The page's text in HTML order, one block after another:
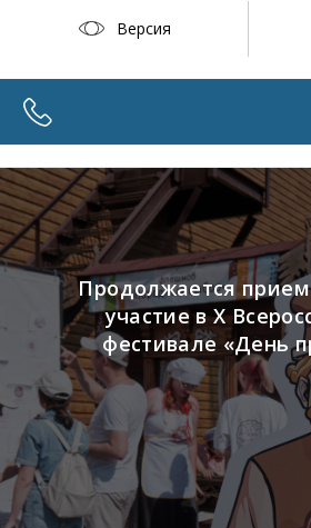
Версия
Продолжается прием
участие в X
фестивале «День